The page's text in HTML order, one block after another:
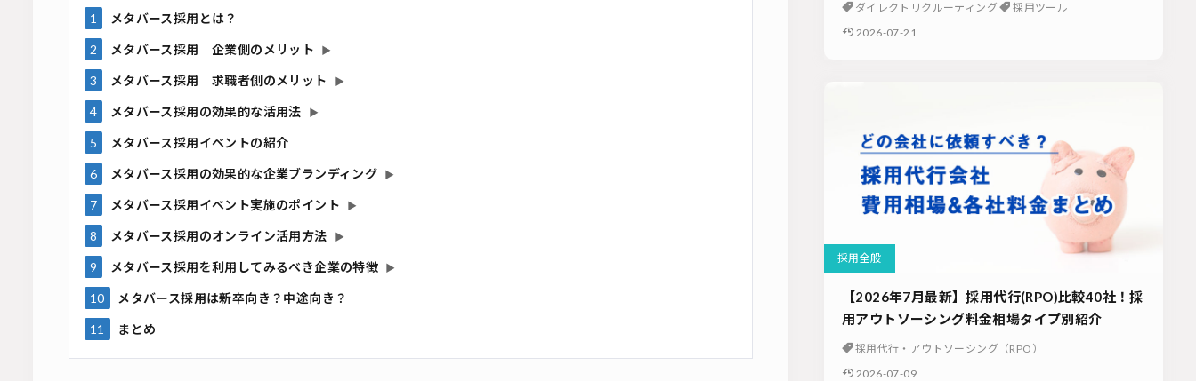
1 メタバース採用とは？
2 メタバース採用 企業側のメリット ▶
3 メタバース採用 求職者側のメリット ▶
4 メタバース採用の効果的な活用法 ▶
5 メタバース採用イベントの紹介
6 メタバース採用の効果的な企業ブランディング ▶
7 メタバース採用イベント実施のポイント ▶
8 メタバース採用のオンライン活用方法 ▶
9 メタバース採用を利用してみるべき企業の特徴 ▶
10 メタバース採用は新卒向き？中途向き？
11 まとめ
ダイレクトリクルーティング
採用ツール
2026-07-21
採用全般
【2026年7月最新】採用代行(RPO)比較40社！採
用アウトソーシング料金相場タイプ別紹介
採用代行・アウトソーシング（RPO）
2026-07-09